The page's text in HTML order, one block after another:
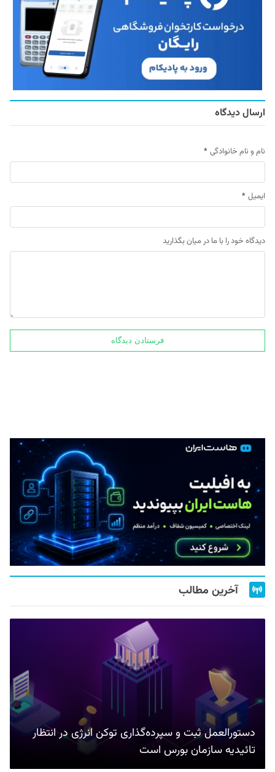
ارسال دیدگاه
نام و نام خانوادگی *
ایمیل *
دیدگاه خود را با ما در میان بگذارید
آخرین مطالب
دستورالعمل ثبت و سپرده‌گذاری توکن انرژی در انتظار
تائیدیه سازمان بورس است